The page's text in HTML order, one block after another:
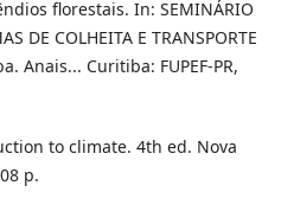
florestais. In: SEMINÁRIO
DE COLHEITA E TRANSPORTE
Anais... Curitiba: FUPEF-PR,
to climate. 4th ed. Nova
p.